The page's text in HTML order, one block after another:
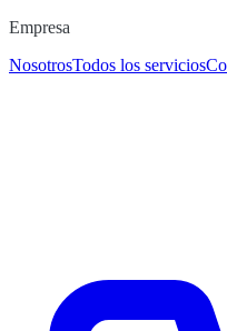
Empresa
NosotrosTodos los servicios